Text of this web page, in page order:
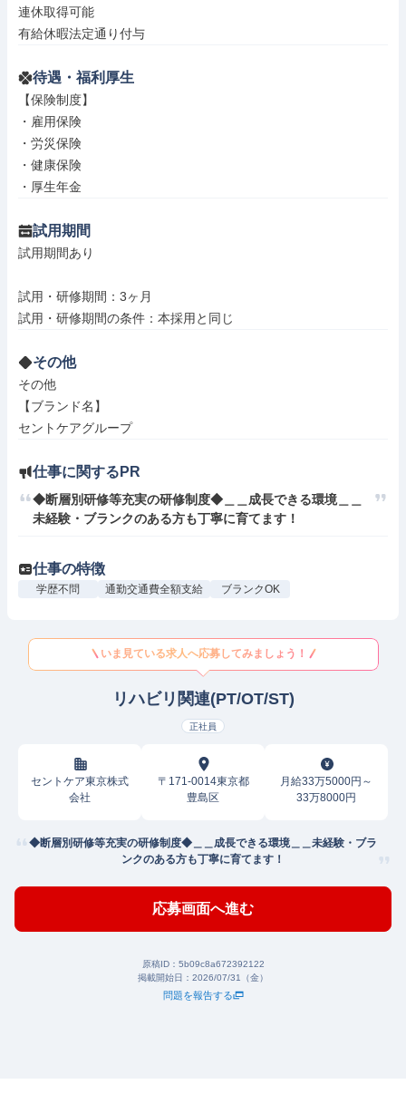
連休取得可能
有給休暇法定通り付与
待遇・福利厚生
【保険制度】
・雇用保険
・労災保険
・健康保険
・厚生年金
試用期間
試用期間あり
試用・研修期間：3ヶ月
その他
その他
【ブランド名】
セントケアグループ
仕事に関するPR
◆断層別研修等充実の研修制度◆＿＿成長できる環境＿＿
未経験・ブランクのある方も丁寧に育てます！
仕事の特徴
学歴不問 通勤交通費全額支給 ブランクOK
いま見ている求人へ応募してみましょう！
リハビリ関連(PT/OT/ST)
正社員
セントケア東京株式
会社
〒171-0014東京都
豊島区
月給33万5000円～
33万8000円
◆断層別研修等充実の研修制度◆＿＿成長できる環境＿＿未経験・ブラ
ンクのある方も丁寧に育てます！
応募画面へ進む
原稿ID： 5b09c8a672392122
掲載開始日： 2026/07/31（金）
問題を報告する